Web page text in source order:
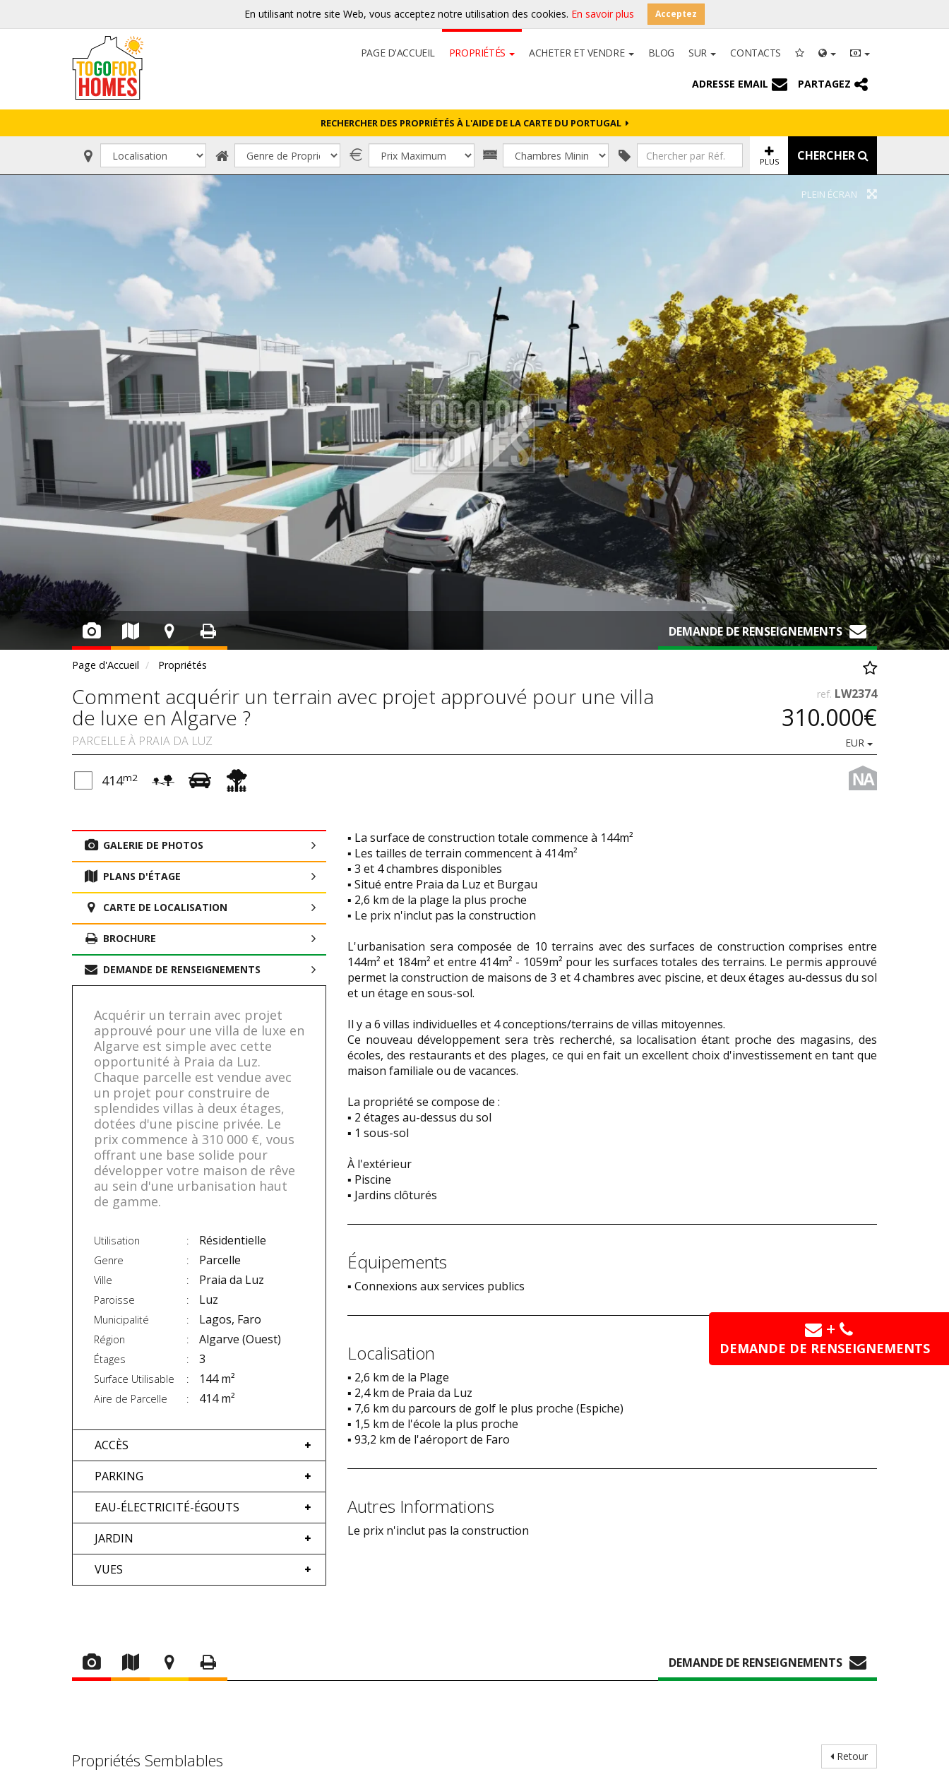
En utilisant notre site Web, vous acceptez notre utilisation des cookies. En savoir plus Acceptez
PAGE D'ACCUEIL PROPRIÉTÉS ACHETER ET VENDRE BLOG SUR CONTACTS
ADRESSE EMAIL PARTAGEZ
RECHERCHER DES PROPRIÉTÉS À L'AIDE DE LA CARTE DU PORTUGAL
PLUS CHERCHER
PLEIN ÉCRAN
DEMANDE DE RENSEIGNEMENTS
Page d'Accueil Propriétés
Comment acquérir un terrain avec projet approuvé pour une villa
de luxe en Algarve ?
PARCELLE À PRAIA DA LUZ
ref. LW2374
310.000€
EUR
NA
414m2
GALERIE DE PHOTOS
PLANS D'ÉTAGE
CARTE DE LOCALISATION
BROCHURE
DEMANDE DE RENSEIGNEMENTS
Acquérir un terrain avec projet
approuvé pour une villa de luxe en
Algarve est simple avec cette
opportunité à Praia da Luz.
Chaque parcelle est vendue avec
un projet pour construire de
splendides villas à deux étages,
dotées d'une piscine privée. Le
prix commence à 310 000 €, vous
offrant une base solide pour
développer votre maison de rêve
au sein d'une urbanisation haut
de gamme.
Utilisation Résidentielle
Genre Parcelle
Ville Praia da Luz
Paroisse Luz
Municipalité Lagos, Faro
Région Algarve (Ouest)
Étages 3
Surface Utilisable 144 m²
Aire de Parcelle 414 m²
ACCÈS
PARKING
EAU-ÉLECTRICITÉ-ÉGOUTS
JARDIN
VUES
▪ La surface de construction totale commence à 144m²
▪ Les tailles de terrain commencent à 414m²
▪ 3 et 4 chambres disponibles
▪ Situé entre Praia da Luz et Burgau
▪ 2,6 km de la plage la plus proche
▪ Le prix n'inclut pas la construction
L'urbanisation sera composée de 10 terrains avec des surfaces de construction comprises entre
144m² et 184m² et entre 414m² - 1059m² pour les surfaces totales des terrains. Le permis approuvé
permet la construction de maisons de 3 et 4 chambres avec piscine, et deux étages au-dessus du sol
et un étage en sous-sol.
Il y a 6 villas individuelles et 4 conceptions/terrains de villas mitoyennes.
Ce nouveau développement sera très recherché, sa localisation étant proche des magasins, des
écoles, des restaurants et des plages, ce qui en fait un excellent choix d'investissement en tant que
maison familiale ou de vacances.
La propriété se compose de :
▪ 2 étages au-dessus du sol
▪ 1 sous-sol
À l'extérieur
▪ Piscine
▪ Jardins clôturés
Équipements
▪ Connexions aux services publics
Localisation
▪ 2,6 km de la Plage
▪ 2,4 km de Praia da Luz
▪ 7,6 km du parcours de golf le plus proche (Espiche)
▪ 1,5 km de l'école la plus proche
▪ 93,2 km de l'aéroport de Faro
Autres Informations
Le prix n'inclut pas la construction
DEMANDE DE RENSEIGNEMENTS
Retour
Propriétés Semblables
DEMANDE DE RENSEIGNEMENTS
+